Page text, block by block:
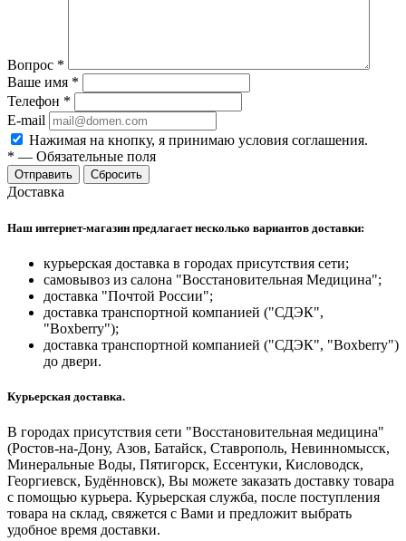
Вопрос *
Ваше имя *
Телефон *
E-mail
Нажимая на кнопку, я принимаю условия соглашения.
* — Обязательные поля
Отправить Сбросить
Доставка
Наш интернет-магазин предлагает несколько вариантов доставки:
курьерская доставка в городах присутствия сети;
самовывоз из салона "Восстановительная Медицина";
доставка "Почтой России";
доставка транспортной компанией ("СДЭК",
"Boxberry");
доставка транспортной компанией ("СДЭК", "Boxberry")
до двери.
Курьерская доставка.
В городах присутствия сети "Восстановительная медицина"
(Ростов-на-Дону, Азов, Батайск, Ставрополь, Невинномысск,
Минеральные Воды, Пятигорск, Ессентуки, Кисловодск,
Георгиевск, Будённовск), Вы можете заказать доставку товара
с помощью курьера. Курьерская служба, после поступления
товара на склад, свяжется с Вами и предложит выбрать
удобное время доставки.